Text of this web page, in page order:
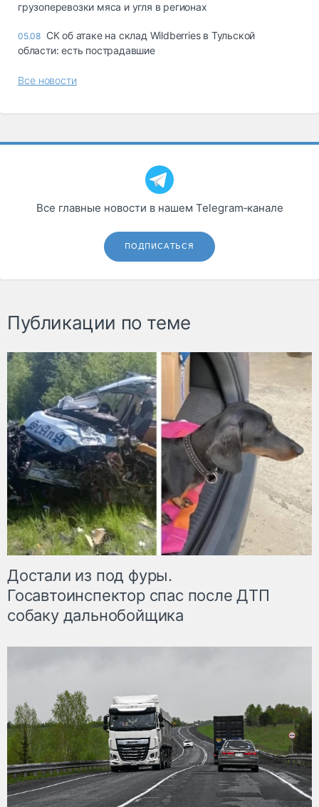
грузоперевозки мяса и угля в регионах
05.08 СК об атаке на склад Wildberries в Тульской
области: есть пострадавшие
Все новости
Все главные новости в нашем Telegram‑канале
ПОДПИСАТЬСЯ
Публикации по теме
Достали из под фуры.
Госавтоинспектор спас после ДТП
собаку дальнобойщика